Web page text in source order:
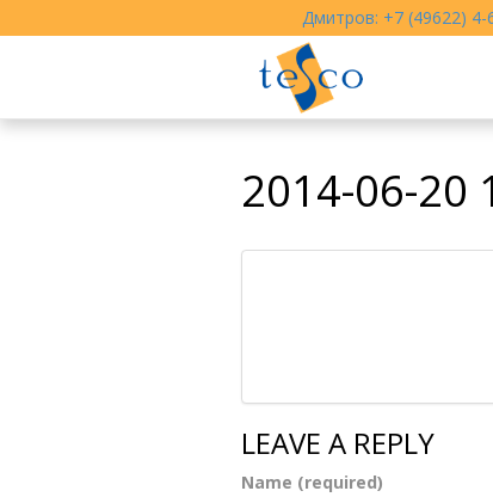
Дмитров: +7 (49622) 4-
2014-06-20
LEAVE A REPLY
Name (required)